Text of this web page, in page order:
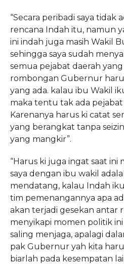
“Secara peribadi saya tidak
rencana Indah itu, namun
ini indah juga masih Wakil
sehingga saya sudah
semua pejabat daerah
rombongan Gubernur
yang ada. kalau ibu Wakil
maka tentu tak ada
Karenanya harus ki catat
yang berangkat tanpa
yang mangkir”.
“Harus ki juga ingat saat
saya dengan ibu wakil
mendatang, kalau Indah
tim pemenangannya apa
akan terjadi gesekan antar
menyikapi momen politik ini
saling menjaga, apalagi
pak Gubernur yah kita
biarlah pada kesempatan